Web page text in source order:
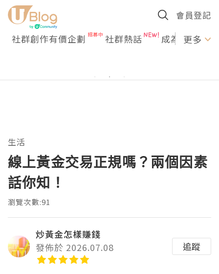
會員登記
社群創作有價企劃 社群熱話 成為U更多
生活
線上黃金交易正規嗎？兩個因素
話你知！
瀏覽次數:91
炒黃金怎樣賺錢
發佈於 2026.07.08
追蹤